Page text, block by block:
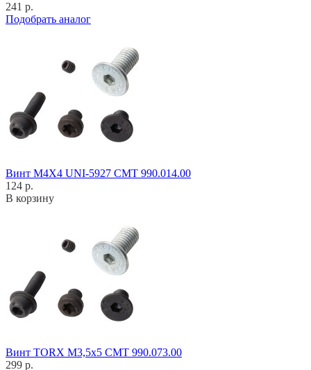
241 р.
Подобрать аналог
Винт M4X4 UNI-5927 CMT 990.014.00
124 р.
В корзину
Винт TORX M3,5x5 CMT 990.073.00
299 р.